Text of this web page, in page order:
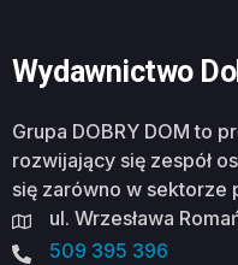
Wydawnictwo
Grupa DOBRY DOM to
rozwijający się zespół
się zarówno w sektorze
ul. Wrzesława
509 395 396